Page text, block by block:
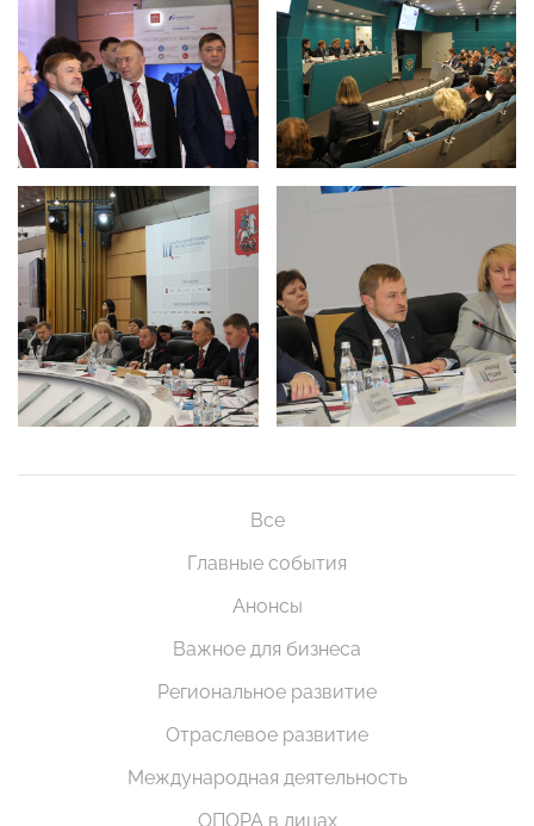
Все
Главные события
Анонсы
Важное для бизнеса
Региональное развитие
Отраслевое развитие
Международная деятельность
ОПОРА в лицах